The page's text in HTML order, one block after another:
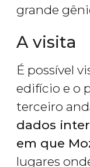
grande
A visita
É possível
edifício e o
terceiro
dados
em que
lugares